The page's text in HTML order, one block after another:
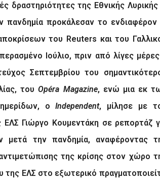
δραστηριότητες της Εθνικής
πανδημία προκάλεσαν το
του Reuters και του
Ιούλιο, πριν από λίγες
Σεπτεμβρίου του
τουOpéra Magazine, ενώ μια εκ
οIndependent, μίλησε με
ΕΛΣ Γιώργο Κουμεντάκη σε ρεπορτάζ
την πανδημία, αναφέροντας
της κρίσης στον χώρο
της ΕΛΣ στο εξωτερικό